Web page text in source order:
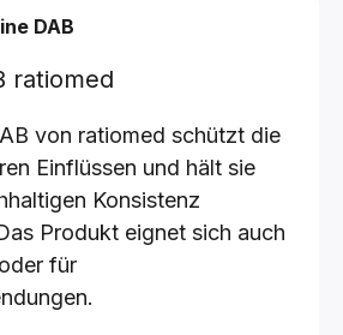
DAB
ratiomed
von ratiomed schützt die
Einflüssen und hält sie
Konsistenz
Produkt eignet sich auch
für